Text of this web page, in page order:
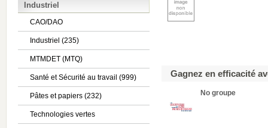
Industriel
CAO/DAO
Industriel (235)
MTMDET (MTQ)
Santé et Sécurité au travail (999)
Pâtes et papiers (232)
Technologies vertes
Gagnez en efficacité
No groupe